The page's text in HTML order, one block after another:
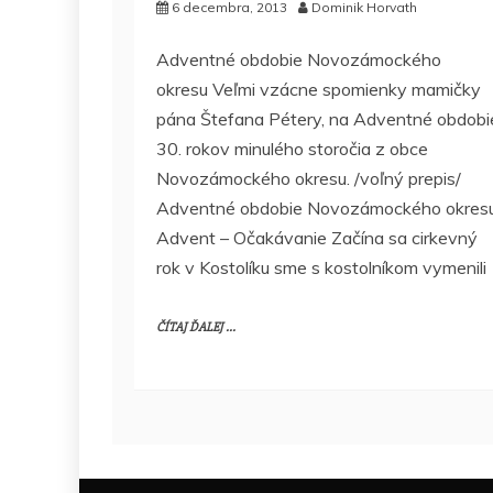
6 decembra, 2013 Dominik Horvath
Adventné obdobie Novozámockého
okresu Veľmi vzácne spomienky mamičky
pána Štefana Pétery, na Adventné
30. rokov minulého storočia z obce
Novozámockého okresu. /voľný prepis/
Adventné obdobie Novozámockého
Advent – Očakávanie Začína sa cirkevný
rok v Kostolíku sme s kostolníkom vymenili
ČÍTAJ ĎALEJ ...